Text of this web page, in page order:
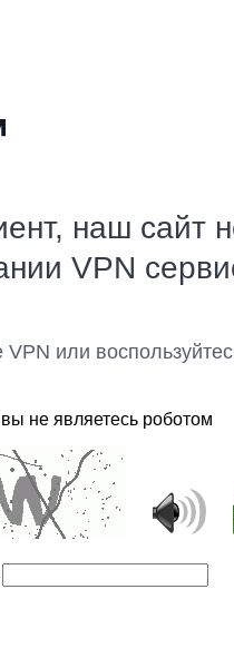
наш сайт
VPN
VPN или
не являетесь роботом